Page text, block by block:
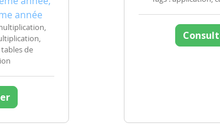
année
de